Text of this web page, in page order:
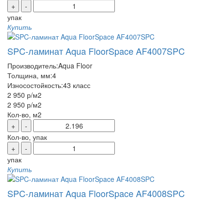
+
-
упак
Купить
SPC-ламинат Aqua FloorSpace AF4007SPC
Производитель:Aqua Floor
Толщина, мм:4
Износостойкость:43 класс
2 950 р/м2
2 950 р/м2
Кол-во, м2
+
-
Кол-во, упак
+
-
упак
Купить
SPC-ламинат Aqua FloorSpace AF4008SPC